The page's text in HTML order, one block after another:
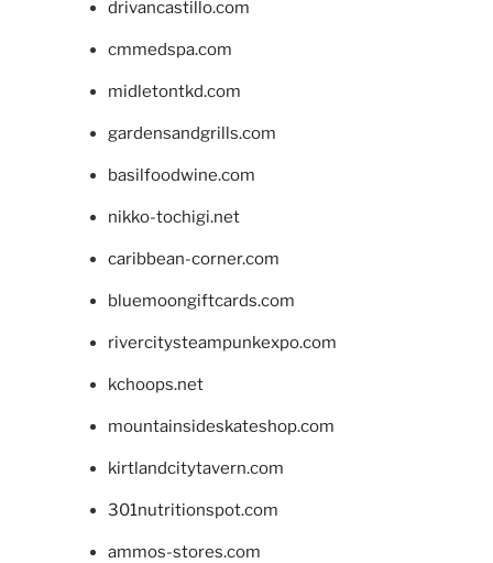
drivancastillo.com
cmmedspa.com
midletontkd.com
gardensandgrills.com
basilfoodwine.com
nikko-tochigi.net
caribbean-corner.com
bluemoongiftcards.com
rivercitysteampunkexpo.com
kchoops.net
mountainsideskateshop.com
kirtlandcitytavern.com
301nutritionspot.com
ammos-stores.com